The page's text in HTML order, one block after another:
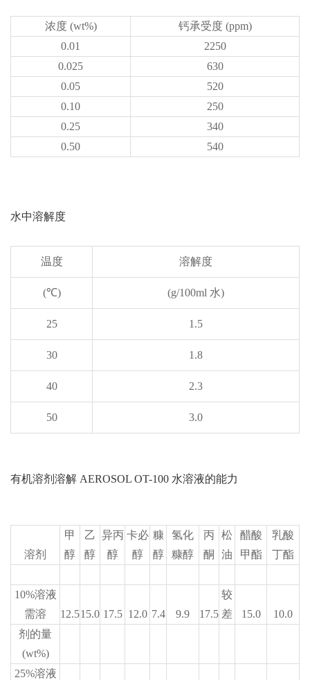
浓度 (wt%)
钙承受度 (ppm)
0.01
2250
0.025
630
0.05
520
0.10
250
0.25
340
0.50
540
水中溶解度
温度 溶解度
(℃) (g/100ml 水)
25 1.5
30 1.8
40 2.3
50 3.0
有机溶剂溶解 AEROSOL OT-100 水溶液的能力
溶剂
甲
醇
乙
醇
异丙
醇
卡必
醇
糠
醇
氢化
糠醇
丙
酮
松
油
醋酸
甲酯
乳酸
丁酯
10%溶液
需溶
12.515.0 17.5 12.0 7.4 9.9 17.5
较
差
15.0
10.0
剂的量
(wt%)
25%溶液